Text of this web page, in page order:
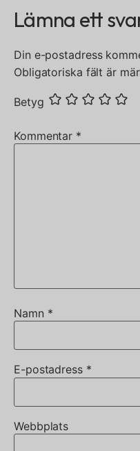
Lämna ett
Din e-postadress
Obligatoriska fält är
Betyg
Kommentar *
Namn *
E-postadress *
Webbplats